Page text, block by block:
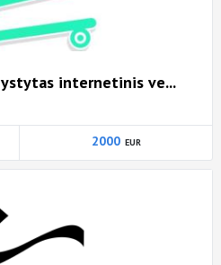
internetinis ve...
2000